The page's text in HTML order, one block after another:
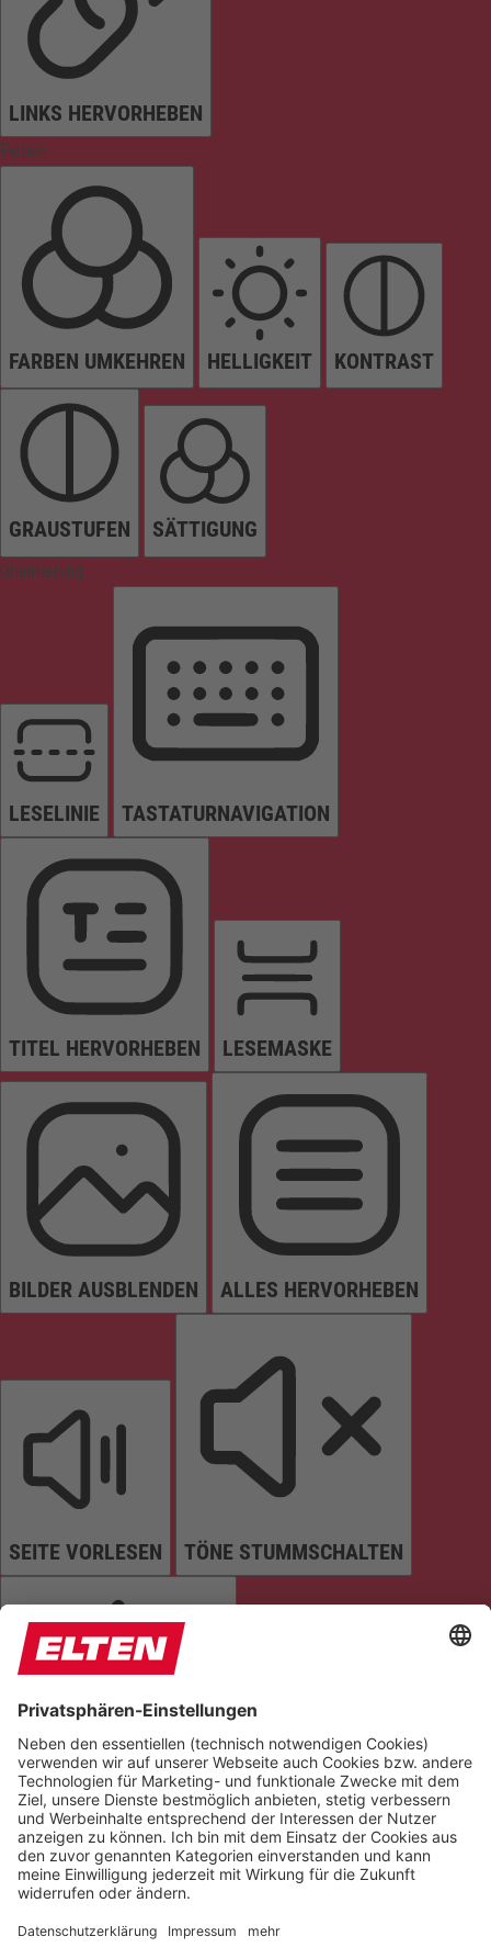
LINKS HERVORHEBEN
Farben
FARBEN UMKEHREN HELLIGKEIT KONTRAST
GRAUSTUFEN SÄTTIGUNG
Orientierung
LESELINIE TASTATURNAVIGATION
TITEL HERVORHEBEN LESEMASKE
BILDER AUSBLENDEN ALLES HERVORHEBEN
SEITE VORLESEN TÖNE STUMMSCHALTEN
ANIMATIONEN STOPPEN
Einstellungen zurücksetzen